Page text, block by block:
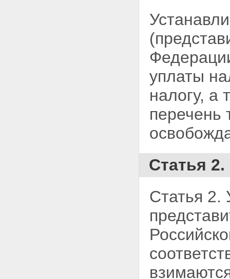
уплаты
налогу, а
перечень
Статья 2.
Статья 2.